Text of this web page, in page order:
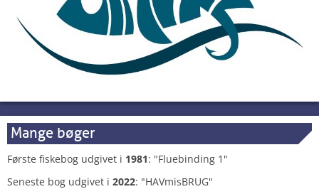
Mange bøger
Første fiskebog udgivet i 1981: "Fluebinding 1"
Seneste bog udgivet i 2022: "HAVmisBRUG"